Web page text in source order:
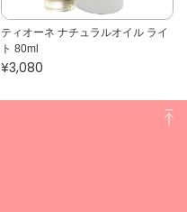
ティオーネ ナチュラルオイル ライ
ト 80ml
¥3,080